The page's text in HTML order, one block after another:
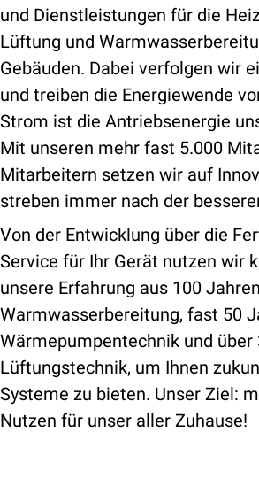
und Dienstleistungen für die
Lüftung und
Gebäuden. Dabei verfolgen wir
und treiben die Energiewende
Strom ist die Antriebsenergie
Mit unseren mehr fast 5.000
Mitarbeitern setzen wir auf
streben immer nach der
Von der Entwicklung über die
Service für Ihr Gerät nutzen wir
unsere Erfahrung aus 100 Jahren
Warmwasserbereitung, fast 50
Wärmepumpentechnik und über
Lüftungstechnik, um Ihnen
Systeme zu bieten. Unser Ziel:
Nutzen für unser aller Zuhause!